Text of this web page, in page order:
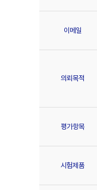
이메일
의뢰목적
평가항목
시험제품